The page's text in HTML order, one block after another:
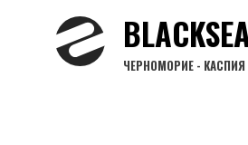
ЧЕРНОМОРИЕ - КАСПИЯ